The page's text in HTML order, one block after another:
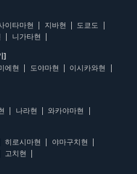
이타마현 지바현
도쿄도
니가타현
]
에현 도야마현
이시카와현
나라현 와카야마현
히로시마현
야마구치현
고치현